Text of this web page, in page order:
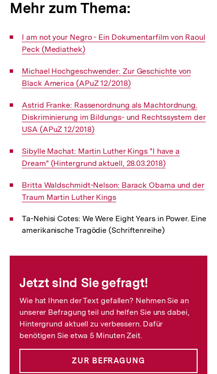
Mehr zum Thema:
Interner
Link:
I am not your Negro - Ein Dokumentarfilm von Raoul
Peck (Mediathek)
Interner
Link:
Michael Hochgeschwender: Zur Geschichte von
Black America (APuZ 12/2018)
Interner
Link:
Astrid Franke: Rassenordnung als Machtordnung.
Diskriminierung im Bildungs- und Rechtssystem der
USA (APuZ 12/2018)
Interner
Link:
Sibylle Machat: Martin Luther Kings "I have a
Dream" (Hintergrund aktuell, 28.03.2018)
Interner
Link:
Britta Waldschmidt-Nelson: Barack Obama und der
Traum Martin Luther Kings
Ta-Nehisi Cotes: We Were Eight Years in Power. Eine
amerikanische Tragödie (Schriftenreihe)
Jetzt sind Sie gefragt!
Wie hat Ihnen der Text gefallen? Nehmen Sie an
unserer Befragung teil und helfen Sie uns dabei,
Hintergrund aktuell zu verbessern. Dafür
benötigen Sie etwa 5 Minuten Zeit.
ZUR BEFRAGUNG